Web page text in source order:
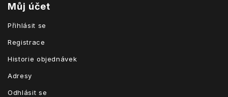
Můj účet
Přihlásit se
Registrace
Historie objednávek
Adresy
Odhlásit se